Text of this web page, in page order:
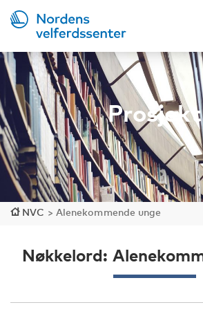
Prosjekt
NVC > Alenekommende unge
Nøkkelord: